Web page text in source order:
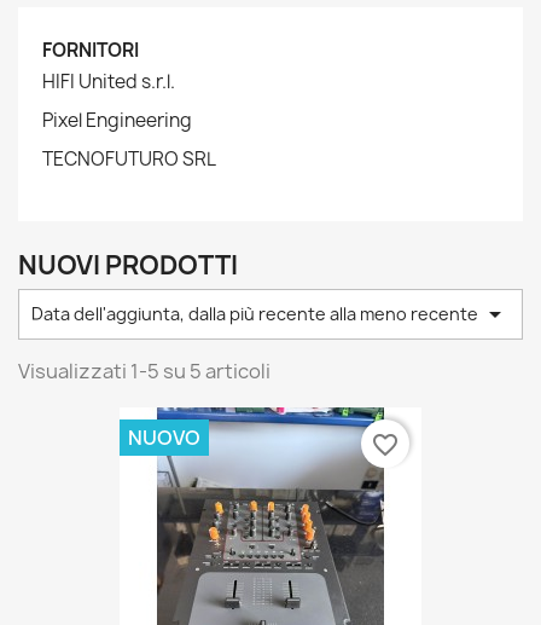
FORNITORI
HIFI United s.r.l.
Pixel Engineering
TECNOFUTURO SRL
NUOVI PRODOTTI
Data dell'aggiunta, dalla più recente alla meno recente 
Visualizzati 1-5 su 5 articoli
NUOVO favorite_border